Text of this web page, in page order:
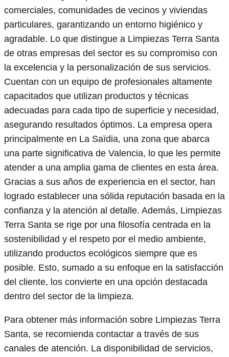
comerciales, comunidades de vecinos y viviendas
particulares, garantizando un entorno higiénico y
agradable. Lo que distingue a Limpiezas Terra Santa
de otras empresas del sector es su compromiso con
la excelencia y la personalización de sus servicios.
Cuentan con un equipo de profesionales altamente
capacitados que utilizan productos y técnicas
adecuadas para cada tipo de superficie y necesidad,
asegurando resultados óptimos. La empresa opera
principalmente en La Saïdia, una zona que abarca
una parte significativa de Valencia, lo que les permite
atender a una amplia gama de clientes en esta área.
Gracias a sus años de experiencia en el sector, han
logrado establecer una sólida reputación basada en la
confianza y la atención al detalle. Además, Limpiezas
Terra Santa se rige por una filosofía centrada en la
sostenibilidad y el respeto por el medio ambiente,
utilizando productos ecológicos siempre que es
posible. Esto, sumado a su enfoque en la satisfacción
del cliente, los convierte en una opción destacada
dentro del sector de la limpieza.
Para obtener más información sobre Limpiezas Terra
Santa, se recomienda contactar a través de sus
canales de atención. La disponibilidad de servicios,